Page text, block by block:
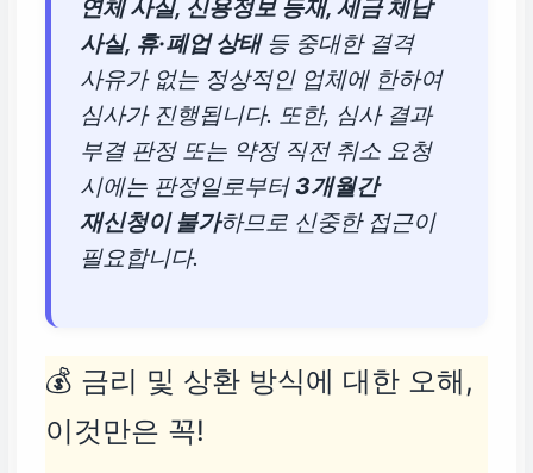
연체 사실, 신용정보 등재, 세금 체납
사실, 휴·폐업 상태등 중대한 결격
사유가 없는 정상적인 업체에 한하여
심사가 진행됩니다. 또한, 심사 결과
부결 판정 또는 약정 직전 취소 요청
시에는 판정일로부터3개월간
재신청이 불가하므로 신중한 접근이
필요합니다.
💰 금리 및 상환 방식에 대한 오해,
이것만은 꼭!